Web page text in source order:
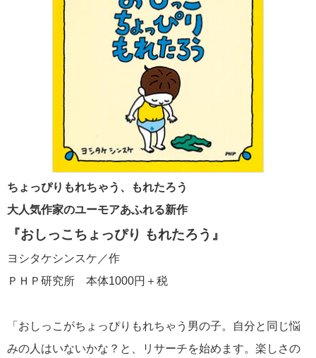
ちょっぴりもれちゃう、もれたろう
大人気作家のユーモアあふれる新作
『おしっこちょっぴり もれたろう』
ヨシタケシンスケ／作
ＰＨＰ研究所 本体1000円＋税
「おしっこがちょっぴりもれちゃう男の子。自分と同じ悩
みの人はいないかな？と、リサーチを始めます。楽しさの